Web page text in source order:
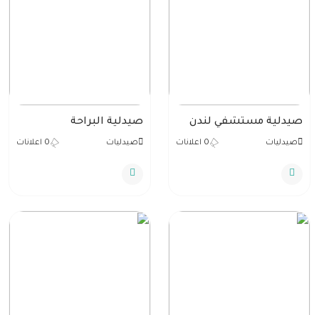
صيدلية مستشفي لندن
صيدليات 0 اعلانات
صيدلية البراحة
صيدليات 0 اعلانات